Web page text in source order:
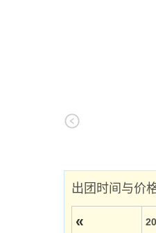
出团时间与价
«